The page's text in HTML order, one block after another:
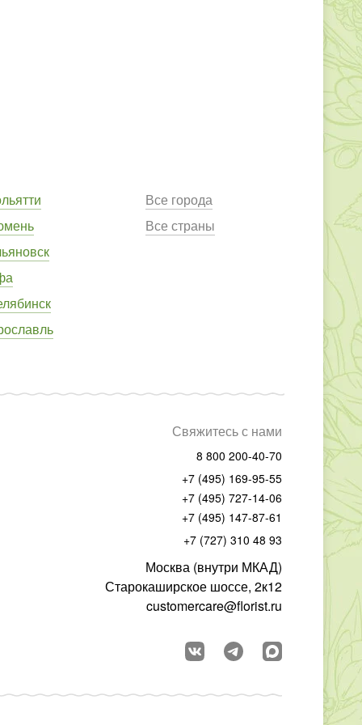
Все города
Все страны
Свяжитесь с нами
8 800 200-40-70
+7 (495) 169-95-55
+7 (495) 727-14-06
+7 (495) 147-87-61
+7 (727) 310 48 93
Москва (внутри МКАД)
Старокаширское шоссе, 2к12
customercare@florist.ru